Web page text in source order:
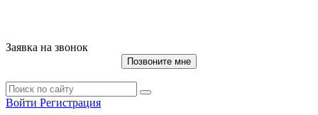
Заявка на звонок
Позвоните мне
Войти Регистрация